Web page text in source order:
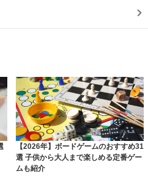
【2026年】ボードゲームのおすすめ31
選 子供から大人まで楽しめる定番ゲー
ムも紹介